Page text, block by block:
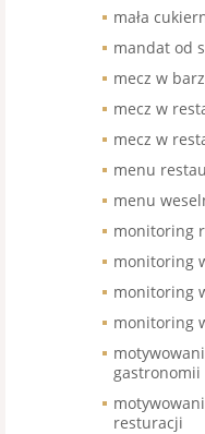
mała
mandat od
mecz w
mecz w
mecz w
menu
menu
monitoring
monitoring
monitoring
monitoring
gastronomii
resturacji